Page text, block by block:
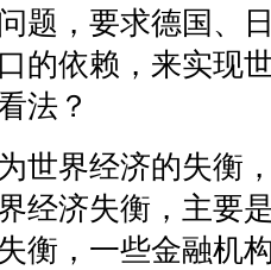
题，要求德国、
的依赖，来实现
法？
世界经济的失衡
经济失衡，主要
衡，一些金融机